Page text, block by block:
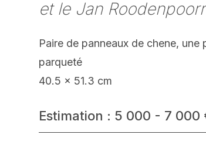
et le Jan
Paire de panneaux de chene, une
parqueté
40.5 x 51.3 cm
Estimation : 5 000 - 7 000